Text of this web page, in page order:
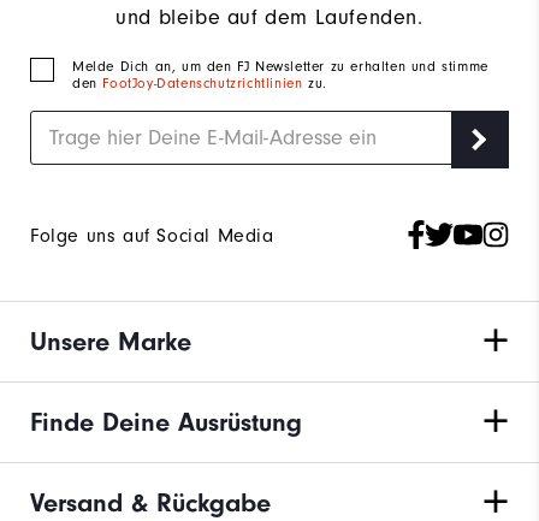
und bleibe auf dem Laufenden.
Melde Dich an, um den FJ Newsletter zu erhalten und stimme
den FootJoy-Datenschutzrichtlinienzu.
Folge uns auf Social Media
Unsere Marke
Finde Deine Ausrüstung
Versand & Rückgabe